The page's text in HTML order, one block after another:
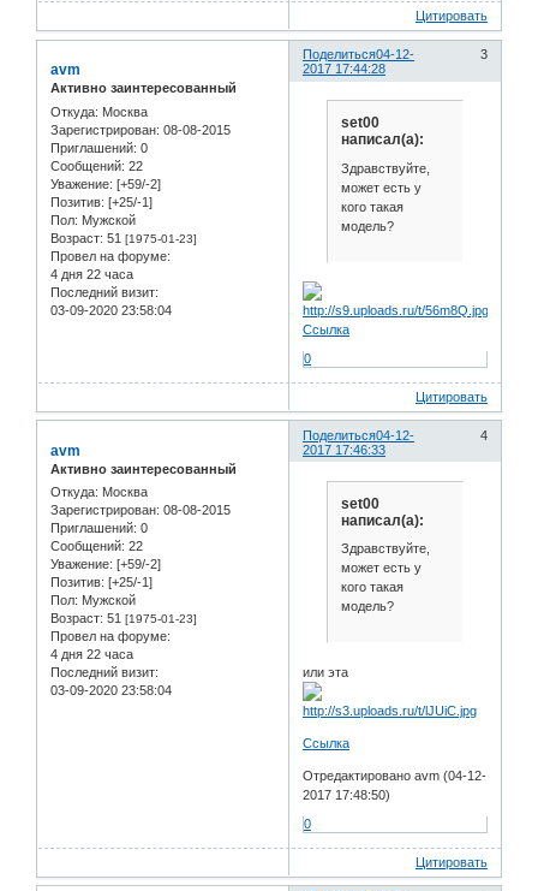
Цитировать
Поделиться 3
04-12-
2017 17:44:28
avm
Активно заинтересованный
Откуда: Москва
Зарегистрирован: 08-08-2015
Приглашений: 0
Сообщений: 22
Уважение: [+59/-2]
Позитив: [+25/-1]
Пол: Мужской
Возраст: 51 [1975-01-23]
Провел на форуме:
4 дня 22 часа
Последний визит:
03-09-2020 23:58:04
set00
написал(а):
Здравствуйте,
может есть у
кого такая
модель?
Ссылка
0
Цитировать
Поделиться 4
04-12-
2017 17:46:33
avm
Активно заинтересованный
Откуда: Москва
Зарегистрирован: 08-08-2015
Приглашений: 0
Сообщений: 22
Уважение: [+59/-2]
Позитив: [+25/-1]
Пол: Мужской
Возраст: 51 [1975-01-23]
Провел на форуме:
4 дня 22 часа
Последний визит:
03-09-2020 23:58:04
set00
написал(а):
Здравствуйте,
может есть у
кого такая
модель?
или эта
Ссылка
Отредактировано avm (04-12-
2017 17:48:50)
0
Цитировать